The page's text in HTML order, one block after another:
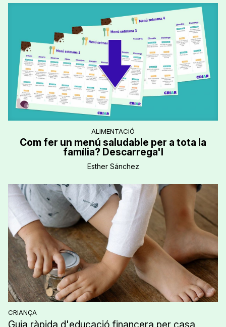
CRIANÇA
Guia ràpida d'educació financera per casa
ALIMENTACIÓ
Com fer un menú saludable per a tota la
família? Descarrega'l
Esther Sánchez